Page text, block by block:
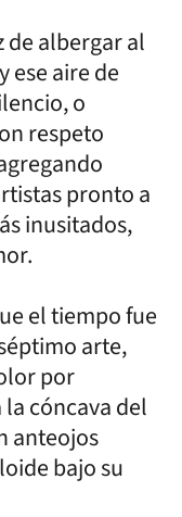
de albergar al
ese aire de
o
respeto
pronto a
inusitados,
el tiempo fue
arte,
por
cóncava del
anteojos
bajo su